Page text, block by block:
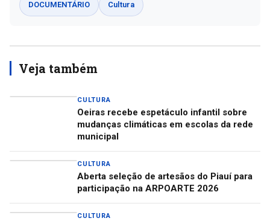
DOCUMENTÁRIO Cultura
Veja também
CULTURA
Oeiras recebe espetáculo infantil sobre
mudanças climáticas em escolas da rede
municipal
CULTURA
Aberta seleção de artesãos do Piauí para
participação na ARPOARTE 2026
CULTURA